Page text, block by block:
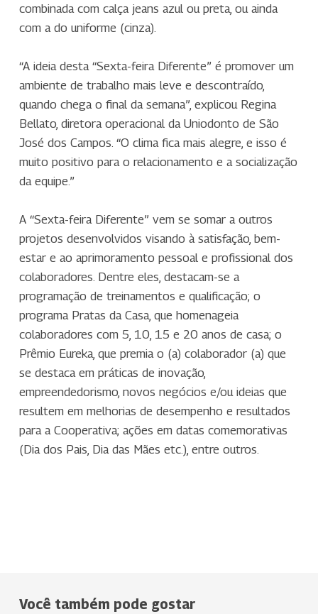
combinada com calça jeans azul ou preta, ou ainda
com a do uniforme (cinza).
“A ideia desta “Sexta-feira Diferente” é promover um
ambiente de trabalho mais leve e descontraído,
quando chega o final da semana”, explicou Regina
Bellato, diretora operacional da Uniodonto de São
José dos Campos. “O clima fica mais alegre, e isso é
muito positivo para o relacionamento e a socialização
da equipe.”
A “Sexta-feira Diferente” vem se somar a outros
projetos desenvolvidos visando à satisfação, bem-
estar e ao aprimoramento pessoal e profissional dos
colaboradores. Dentre eles, destacam-se a
programação de treinamentos e qualificação; o
programa Pratas da Casa, que homenageia
colaboradores com 5, 10, 15 e 20 anos de casa; o
Prêmio Eureka, que premia o (a) colaborador (a) que
se destaca em práticas de inovação,
empreendedorismo, novos negócios e/ou ideias que
resultem em melhorias de desempenho e resultados
para a Cooperativa; ações em datas comemorativas
(Dia dos Pais, Dia das Mães etc.), entre outros.
Você também pode gostar